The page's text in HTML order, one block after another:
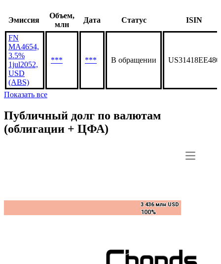
Эмиссия
Объем,
млн
Дата Статус ISIN
FN
MA4654,
3.5%
1jul2052,
USD
(ABS)
*** *** В обращении US31418EE480
Показать все
Публичный долг по валютам
(облигации + ЦФА)
3 436 млн USD
100%
3 436 млн USD
100%